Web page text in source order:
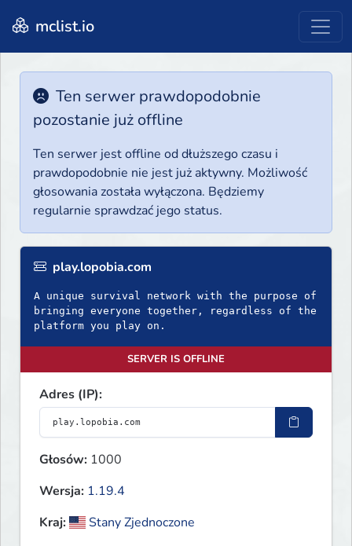
mclist.io
Ten serwer prawdopodobnie
pozostanie już offline
Ten serwer jest offline od dłuższego czasu i
prawdopodobnie nie jest już aktywny. Możliwość
głosowania została wyłączona. Będziemy
regularnie sprawdzać jego status.
play.lopobia.com
A unique survival network with the purpose of
bringing everyone together, regardless of the
platform you play on.
SERVER IS OFFLINE
Adres (IP):
Głosów: 1000
Wersja: 1.19.4
Kraj:
Stany Zjednoczone